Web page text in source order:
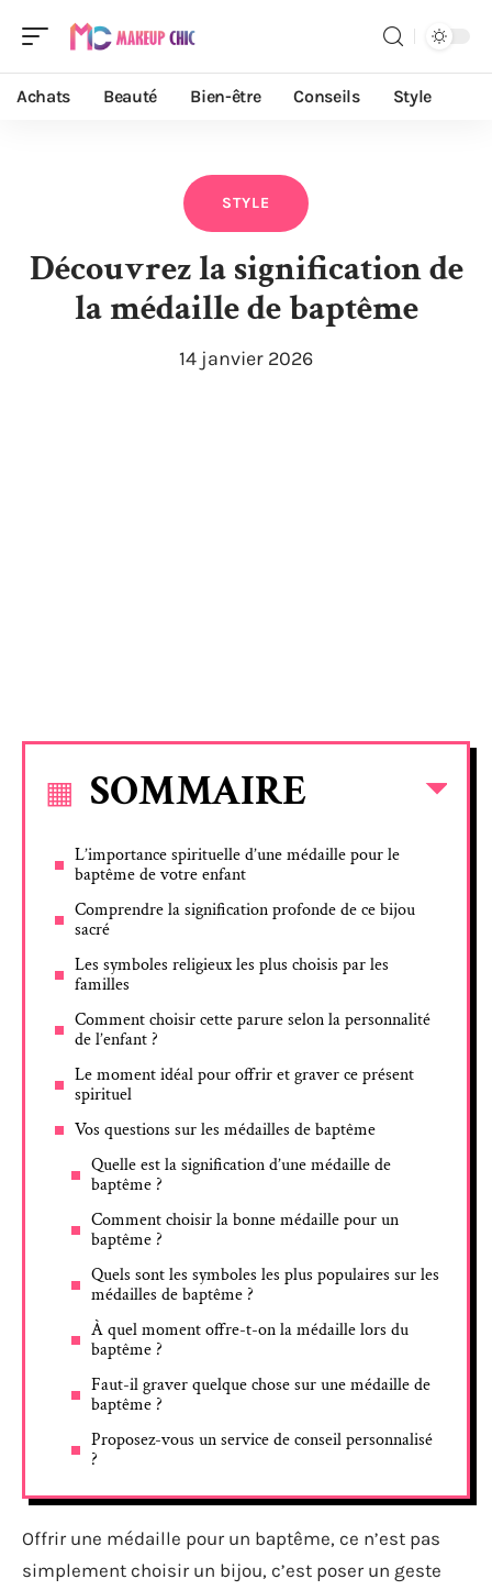
Achats Beauté Bien-être Conseils Style
STYLE
Découvrez la signification de
la médaille de baptême
14 janvier 2026
SOMMAIRE
L’importance spirituelle d’une médaille pour le
baptême de votre enfant
Comprendre la signification profonde de ce bijou
sacré
Les symboles religieux les plus choisis par les
familles
Comment choisir cette parure selon la personnalité
de l’enfant ?
Le moment idéal pour offrir et graver ce présent
spirituel
Vos questions sur les médailles de baptême
Quelle est la signification d’une médaille de
baptême ?
Comment choisir la bonne médaille pour un
baptême ?
Quels sont les symboles les plus populaires sur les
médailles de baptême ?
À quel moment offre-t-on la médaille lors du
baptême ?
Faut-il graver quelque chose sur une médaille de
baptême ?
Proposez-vous un service de conseil personnalisé
?
Offrir une médaille pour un baptême, ce n’est pas
simplement choisir un bijou, c’est poser un geste